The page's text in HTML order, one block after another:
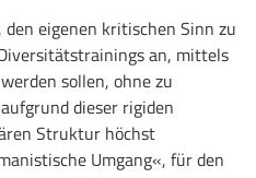
eigenen kritischen Sinn zu
an, mittels
sollen, ohne zu
dieser rigiden
Struktur höchst
Umgang«, für den